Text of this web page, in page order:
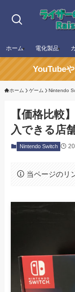
ホーム 電化製品
YouTube
ホーム ゲーム Nintendo
【価格比較
入できる店
Nintendo Switch
当ページのリ